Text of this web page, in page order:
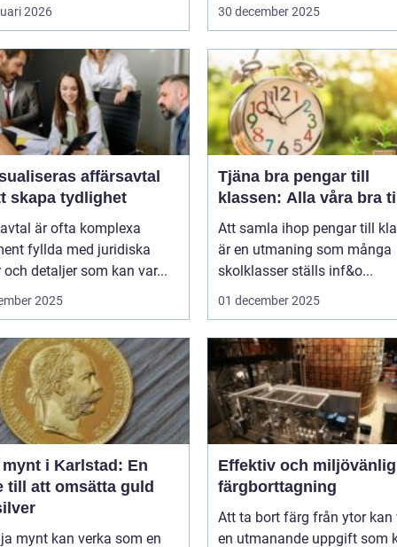
2026 30 december 2025
affärsavtal
skapa tydlighet
är ofta komplexa
fyllda med juridiska
och detaljer som kan var...
2025
Tjäna bra pengar till
klassen: Alla våra bra
Att samla ihop pengar till
är en utmaning som många
skolklasser ställs inf&o...
01 december 2025
mynt i Karlstad: En
till att omsätta guld
mynt kan verka som en
Effektiv och miljövänlig
färgborttagning
Att ta bort färg från ytor kan
en utmanande uppgift som